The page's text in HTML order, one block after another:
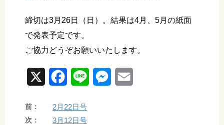
締切は3月26日（日）。結果は4月、5月の紙面
で発表予定です。
ご協力どうぞお願いいたします。
c
前： 2月22日号
次： 3月12日号